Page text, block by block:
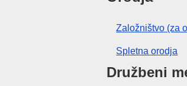
Založništvo (za
Spletna orodja
Družbeni